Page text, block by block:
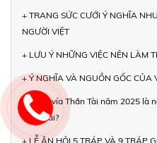
+ TRANG SỨC CƯỚI Ý NGHĨA
NGƯỜI VIỆT
+ LƯU Ý NHỮNG VIỆC NÊN LÀM
+ Ý NGHĨA VÀ NGUỒN GỐC CỦA
+ Ngày vía Thần Tài năm 2025 là
Thần Tài?
+ LỄ ĂN HỎI 5 TRÁP VÀ 9 TRÁP